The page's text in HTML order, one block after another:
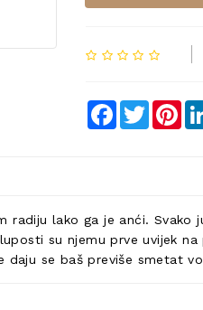
Facebook
Twitter
lako ga je anći.
su njemu prve uvijek
se baš previše smetat